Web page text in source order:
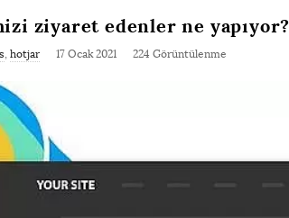
ziyaret edenler ne yapıyor?
, hotjar 17 Ocak 2021 224 Görüntülenme